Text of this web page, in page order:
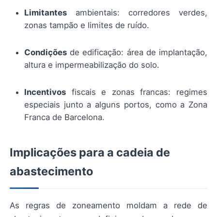
Limitantes ambientais: corredores verdes,
zonas tampão e limites de ruído.
Condições de edificação: área de implantação,
altura e impermeabilização do solo.
Incentivos fiscais e zonas francas: regimes
especiais junto a alguns portos, como a Zona
Franca de Barcelona.
Implicações para a cadeia de
abastecimento
As regras de zoneamento moldam a rede de